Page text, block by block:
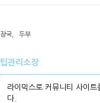
국 두부
관리소장
라이믹스로 커뮤니티 사이
다.